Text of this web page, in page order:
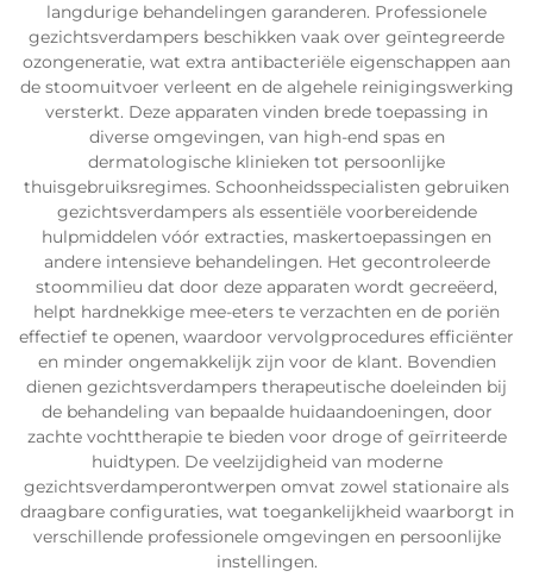
langdurige behandelingen garanderen. Professionele
gezichtsverdampers beschikken vaak over geïntegreerde
ozongeneratie, wat extra antibacteriële eigenschappen aan
de stoomuitvoer verleent en de algehele reinigingswerking
versterkt. Deze apparaten vinden brede toepassing in
diverse omgevingen, van high-end spas en
dermatologische klinieken tot persoonlijke
thuisgebruiksregimes. Schoonheidsspecialisten gebruiken
gezichtsverdampers als essentiële voorbereidende
hulpmiddelen vóór extracties, maskertoepassingen en
andere intensieve behandelingen. Het gecontroleerde
stoommilieu dat door deze apparaten wordt gecreëerd,
helpt hardnekkige mee-eters te verzachten en de poriën
effectief te openen, waardoor vervolgprocedures efficiënter
en minder ongemakkelijk zijn voor de klant. Bovendien
dienen gezichtsverdampers therapeutische doeleinden bij
de behandeling van bepaalde huidaandoeningen, door
zachte vochttherapie te bieden voor droge of geïrriteerde
huidtypen. De veelzijdigheid van moderne
gezichtsverdamperontwerpen omvat zowel stationaire als
draagbare configuraties, wat toegankelijkheid waarborgt in
verschillende professionele omgevingen en persoonlijke
instellingen.